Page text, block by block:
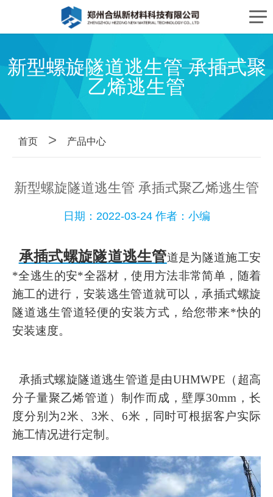
新型螺旋隧道逃生管 承插式聚
乙烯逃生管
首页 > 产品中心
新型螺旋隧道逃生管 承插式聚乙烯逃生管
日期：2022-03-24 作者：小编
承插式螺旋隧道逃生管道是为隧道施工安
*全逃生的安*全器材，使用方法非常简单，随着
施工的进行，安装逃生管道就可以， 承插式螺旋
隧道逃生管道轻便的安装方式，给您带来*快的
安装速度。
承插式螺旋隧道逃生管道是由UHMWPE（超高
分子量聚乙烯管道）制作而成，壁厚30mm，长
度分别为2米、3米、6米，同时可根据客户实际
施工情况进行定制。